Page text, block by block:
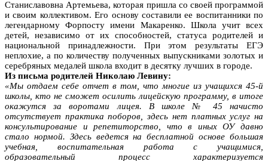
Станиславовна Артемьева, которая пришла со своей программой
и своим коллективом. Его основу составили ее воспитанники по
легендарному Форпосту имени Макаренко. Школа учит всех
детей, независимо от их способностей, статуса родителей и
национальной принадлежности. При этом результаты ЕГЭ
неплохие, а по количеству полученных выпускниками золотых и
серебряных медалей школа входит в десятку лучших в городе.
Из письма родителей Николаю Левину:
«Мы отдаем себе отчет в том, что многие из учащихся 45-й
школы, кто не сможет осилить лицейскую программу, в итоге
окажутся за воротами лицея. В школе № 45 начисто
отсутствует практика поборов, здесь нет платных услуг на
консультирование и репетиторство, что в иных ОУ давно
стало нормой. Здесь ведется на бесплатной основе большая
учебная, воспитательная работа с учащимися,
образовательный процесс характеризуется